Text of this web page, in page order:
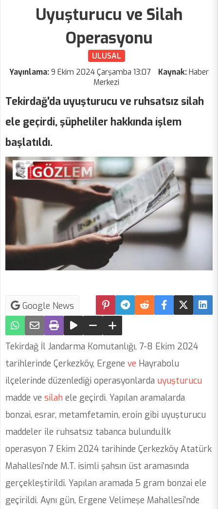
Uyuşturucu ve Silah
Operasyonu
ULUSAL
Yayınlama:9 Ekim 2024 Çarşamba 13:07 Kaynak:Haber
Merkezi
Tekirdağ'da uyuşturucu ve ruhsatsız silah
ele geçirdi, şüpheliler hakkında işlem
başlatıldı.
Google News
Tekirdağ İl Jandarma Komutanlığı, 7-8 Ekim 2024
tarihlerinde Çerkezköy, Ergene ve Hayrabolu
ilçelerinde düzenlediği operasyonlarda uyuşturucu
madde ve silah ele geçirdi. Yapılan aramalarda
bonzai, esrar, metamfetamin, eroin gibi uyuşturucu
maddeler ile ruhsatsız tabanca bulundu.İlk
operasyon 7 Ekim 2024 tarihinde Çerkezköy Atatürk
Mahallesi'nde M.T. isimli şahsın üst aramasında
gerçekleştirildi. Yapılan aramada 5 gram bonzai ele
geçirildi. Aynı gün, Ergene Velimeşe Mahallesi'nde